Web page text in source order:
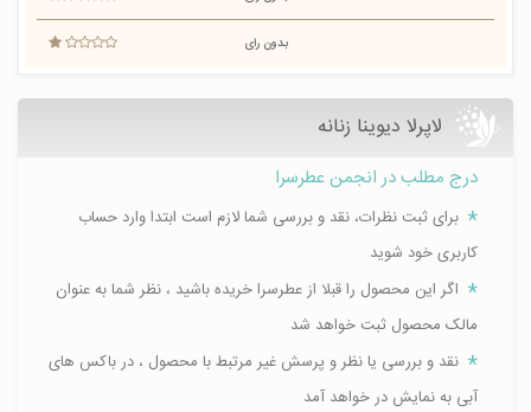
بدون رای
لاپرلا دیوینا زنانه
درج مطلب در انجمن عطرسرا
برای ثبت نظرات، نقد و بررسی شما لازم است ابتدا وارد حساب
کاربری خود شوید
اگر این محصول را قبلا از عطرسرا خریده باشید ، نظر شما به عنوان
مالک محصول ثبت خواهد شد
نقد و بررسی یا نظر و پرسش غیر مرتبط با محصول ، در باکس های
آبی به نمایش در خواهد آمد